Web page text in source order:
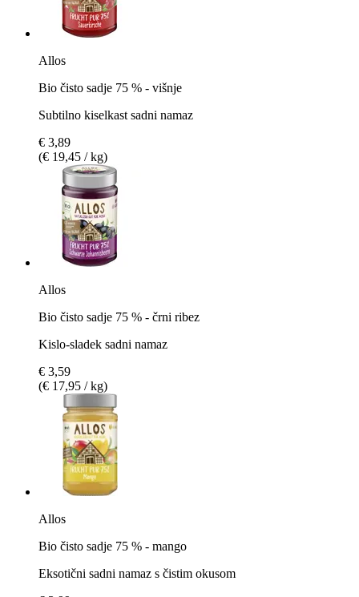
Allos
Bio čisto sadje 75 % - višnje
Subtilno kiselkast sadni namaz
€ 3,89
(€ 19,45 / kg)
Allos
Bio čisto sadje 75 % - črni ribez
Kislo-sladek sadni namaz
€ 3,59
(€ 17,95 / kg)
Allos
Bio čisto sadje 75 % - mango
Eksotični sadni namaz s čistim okusom